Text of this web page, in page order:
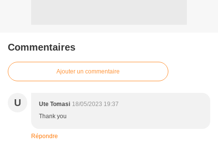
Commentaires
Ajouter un commentaire
U Ute Tomasi 18/05/2023 19:37
Thank you
Répondre